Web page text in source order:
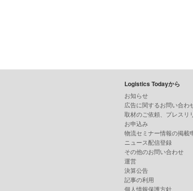
Logistics Todayから
お知らせ
広告に関するお問い合わ
取材のご依頼、プレスリ
お申込み
物流セミナー情報の掲載
ニュース配信登録
その他のお問い合わせ
運営
決算公告
記事の利用
個人情報保護方針